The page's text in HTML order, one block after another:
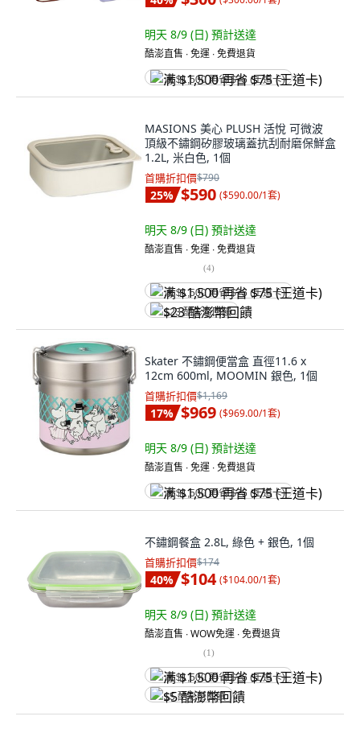
明天 8/9 (日) 預計送達
酷澎直售 ∙ 免運 ∙ 免費退貨
满 $1,500 再省 $75 (王道卡)
MASIONS 美心 PLUSH 活悅 可微波
頂級不鏽鋼矽膠玻璃蓋抗刮耐磨保鮮盒
1.2L, 米白色, 1個
首購折扣價$790
25% $590 ($590.00/1套)
明天 8/9 (日) 預計送達
酷澎直售 ∙ 免運 ∙ 免費退貨
(4)
满 $1,500 再省 $75 (王道卡)
$23 酷澎幣回饋
Skater 不鏽鋼便當盒 直徑11.6 x
12cm 600ml, MOOMIN 銀色, 1個
首購折扣價$1,169
17% $969 ($969.00/1套)
明天 8/9 (日) 預計送達
酷澎直售 ∙ 免運 ∙ 免費退貨
满 $1,500 再省 $75 (王道卡)
不鏽鋼餐盒 2.8L, 綠色 + 銀色, 1個
首購折扣價$174
40% $104 ($104.00/1套)
明天 8/9 (日) 預計送達
酷澎直售 ∙ WOW免運 ∙ 免費退貨
(1)
满 $1,500 再省 $75 (王道卡)
$5 酷澎幣回饋